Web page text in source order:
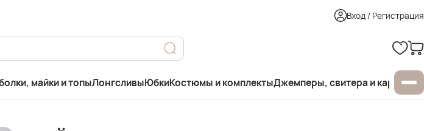
Вход / Регистрация
майки и топыЛонгсливыЮбкиКостюмы и комплектыДжемперы, свитера и